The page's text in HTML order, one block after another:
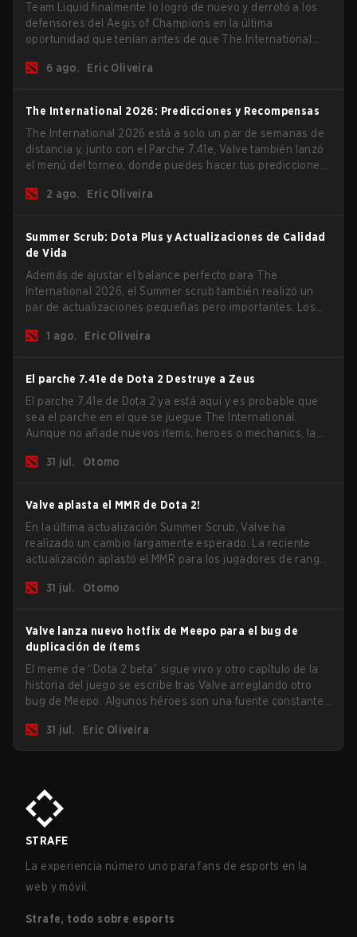
Team Liquid finalmente lo logró de nuevo y derrotó a los
defensores del Aegis of Champions en la última
oportunidad que tenían antes de que The International
oportunidad de gloria eterna.
6 ago. Eric Oliveira
The International 2026: Predicciones y Recompensas
The International 2026 está a solo un par de semanas de
distancia y, junto con el Parche 7.41e, Valve también lanzó
el menú del torneo, donde puedes hacer tus predicciones
este año.
2 ago. Eric Oliveira
Summer Scrub: Dota Plus y Actualizaciones de Calidad
de Vida
Además de ajustar el balance perfecto para The
International 2026, el Summer scrub también realizó un
par de actualizaciones pequeñas pero importantes. Los
de desglose post-partida y ahora todos los jugadores
1 ago. Eric Oliveira
El parche 7.41e de Dota 2 Destruye a Zeus
El parche 7.41e de Dota 2 ya está aquí y es probable que
sea el parche en el que se juegue The International.
Aunque no añade nuevos items, heroes o mechanics, la
los mayores problemas del juego.
31 jul. Otomo
Valve aplasta el MMR de Dota 2!
En la última actualización Summer Scrub, Valve ha
realizado un cambio largamente esperado. La reciente
actualización aplastó el MMR para los jugadores de rango
31 jul.
Otomo
Valve lanza nuevo hotfix de Meepo para el bug de
duplicación de ítems
El meme de “Dota 2 beta” sigue vivo y otro capítulo de la
historia del juego se escribe tras Valve arreglando otro
bug de Meepo. Algunos héroes son una fuente constante
son los más afectados por estos problemas.
31 jul. Eric Oliveira
STRAFE
La experiencia número uno para fans de esports en la
web y móvil.
Strafe, todo sobre esports